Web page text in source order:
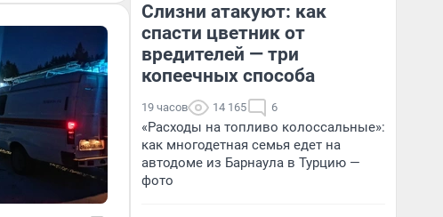
Слизни атакуют: как
спасти цветник от
вредителей — три
копеечных способа
19 часов 14 165 6
«Расходы на топливо колоссальные»:
как многодетная семья едет на
автодоме из Барнаула в Турцию —
фото